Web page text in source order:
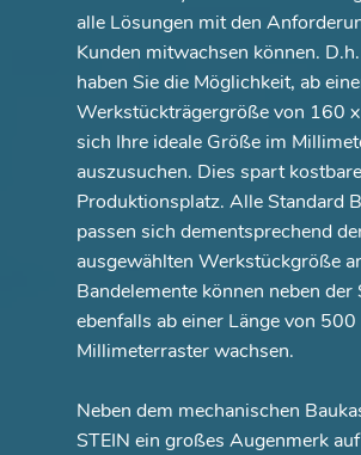
alle Lösungen mit den
Kunden mitwachsen können.
haben Sie die Möglichkeit, ab
Werkstückträgergröße von 160
sich Ihre ideale Größe im
auszusuchen. Dies spart
Produktionsplatz. Alle Standard
passen sich dementsprechend
ausgewählten Werkstückgröße
Bandelemente können neben der
ebenfalls ab einer Länge von
Millimeterraster wachsen.
Neben dem mechanischen
STEIN ein großes Augenmerk